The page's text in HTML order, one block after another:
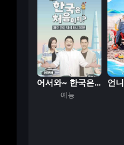
313화
316화
319화 어서와~ 한국은 처...
예능